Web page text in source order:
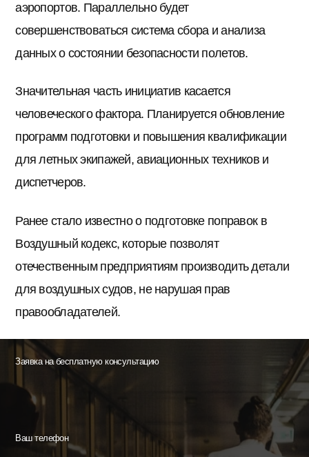
аэропортов. Параллельно будет
совершенствоваться система сбора и анализа
данных о состоянии безопасности полетов.
Значительная часть инициатив касается
человеческого фактора. Планируется обновление
программ подготовки и повышения квалификации
для летных экипажей, авиационных техников и
диспетчеров.
Ранее стало известно о подготовке поправок в
Воздушный кодекс, которые позволят
отечественным предприятиям производить детали
для воздушных судов, не нарушая прав
правообладателей.
Заявка на бесплатную консультацию
Ваш телефон